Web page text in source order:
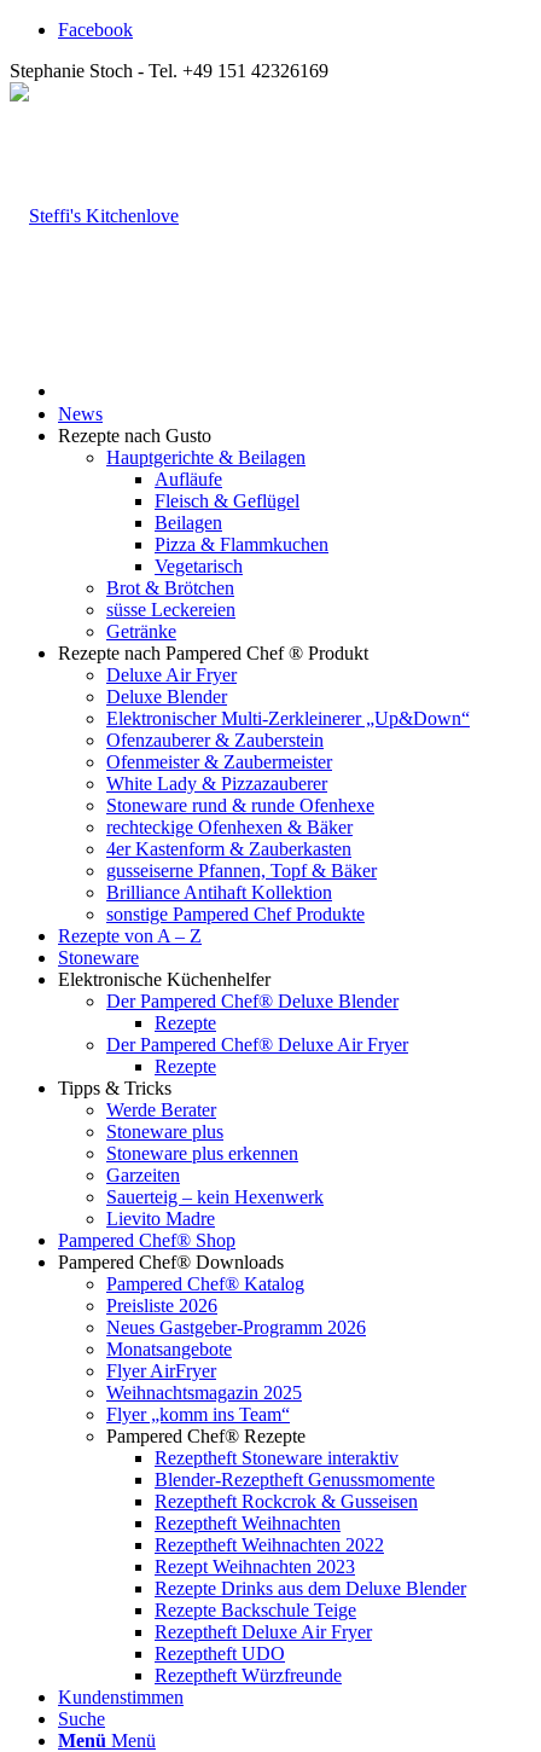
Facebook
Stephanie Stoch - Tel. +49 151 42326169
News
Rezepte nach Gusto
Hauptgerichte & Beilagen
Aufläufe
Fleisch & Geflügel
Beilagen
Pizza & Flammkuchen
Vegetarisch
Brot & Brötchen
süsse Leckereien
Getränke
Rezepte nach Pampered Chef ® Produkt
Deluxe Air Fryer
Deluxe Blender
Elektronischer Multi-Zerkleinerer „Up&Down“
Ofenzauberer & Zauberstein
Ofenmeister & Zaubermeister
White Lady & Pizzazauberer
Stoneware rund & runde Ofenhexe
rechteckige Ofenhexen & Bäker
4er Kastenform & Zauberkasten
gusseiserne Pfannen, Topf & Bäker
Brilliance Antihaft Kollektion
sonstige Pampered Chef Produkte
Rezepte von A – Z
Stoneware
Elektronische Küchenhelfer
Der Pampered Chef® Deluxe Blender
Rezepte
Der Pampered Chef® Deluxe Air Fryer
Rezepte
Tipps & Tricks
Werde Berater
Stoneware plus
Stoneware plus erkennen
Garzeiten
Sauerteig – kein Hexenwerk
Lievito Madre
Pampered Chef® Shop
Pampered Chef® Downloads
Pampered Chef® Katalog
Preisliste 2026
Neues Gastgeber-Programm 2026
Monatsangebote
Flyer AirFryer
Weihnachtsmagazin 2025
Flyer „komm ins Team“
Pampered Chef® Rezepte
Rezeptheft Stoneware interaktiv
Blender-Rezeptheft Genussmomente
Rezeptheft Rockcrok & Gusseisen
Rezeptheft Weihnachten
Rezeptheft Weihnachten 2022
Rezept Weihnachten 2023
Rezepte Drinks aus dem Deluxe Blender
Rezepte Backschule Teige
Rezeptheft Deluxe Air Fryer
Rezeptheft UDO
Rezeptheft Würzfreunde
Kundenstimmen
Suche
Menü Menü